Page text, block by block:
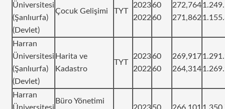
Üniversitesi
(Şanlıurfa)
(Devlet)
Çocuk Gelişimi TYT
2023
2022
60
60
272,764
271,862
Harran
Üniversitesi
(Şanlıurfa)
(Devlet)
Harita ve
Kadastro
TYT
2023
2022
60
60
269,917
264,314
Harran
Büro Yönetimi